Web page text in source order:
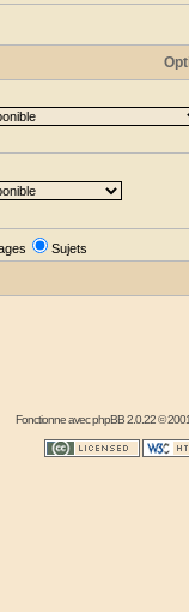
Sujets
Fonctionne avecphpBB2.0.22 ©